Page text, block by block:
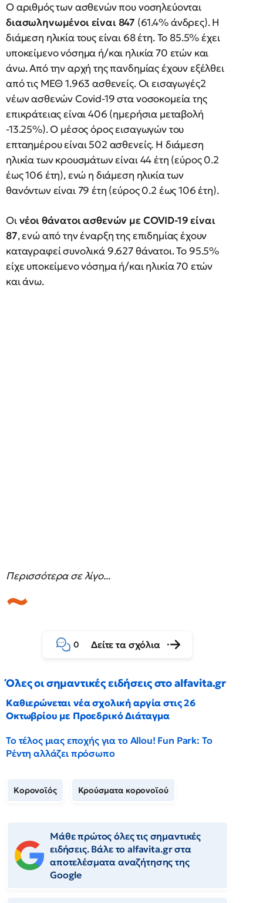
Ο αριθμός των ασθενών που νοσηλεύονται
διασωληνωμένοι είναι 847 (61.4% άνδρες). Η
διάμεση ηλικία τους είναι 68 έτη. To 85.5% έχει
υποκείμενο νόσημα ή/και ηλικία 70 ετών και
άνω. Από την αρχή της πανδημίας έχουν εξέλθει
από τις ΜΕΘ 1.963 ασθενείς. Οι εισαγωγές2
νέων ασθενών Covid-19 στα νοσοκομεία της
επικράτειας είναι 406 (ημερήσια μεταβολή
-13.25%). Ο μέσος όρος εισαγωγών του
επταημέρου είναι 502 ασθενείς. Η διάμεση
ηλικία των κρουσμάτων είναι 44 έτη (εύρος 0.2
έως 106 έτη), ενώ η διάμεση ηλικία των
θανόντων είναι 79 έτη (εύρος 0.2 έως 106 έτη).
Οινέοι θάνατοι ασθενών με COVID-19 είναι
87, ενώ από την έναρξη της επιδημίας έχουν
καταγραφεί συνολικά 9.627 θάνατοι. Το 95.5%
είχε υποκείμενο νόσημα ή/και ηλικία 70 ετών
και άνω.
Περισσότερα σε λίγο...
0 Δείτε τα σχόλια
Όλες οι σημαντικές ειδήσεις στο alfavita.gr
Καθιερώνεται νέα σχολική αργία στις 26
Οκτωβρίου με Προεδρικό Διάταγμα
Το τέλος μιας εποχής για το Allou! Fun Park: Το
Ρέντη αλλάζει πρόσωπο
Κορονοϊός Κρούσματα κορονοϊού
Μάθε πρώτος όλες τις σημαντικές
ειδήσεις. Βάλε το alfavita.gr στα
αποτελέσματα αναζήτησης της
Google